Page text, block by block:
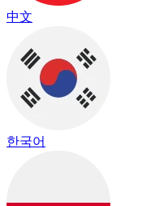
中文
한국어